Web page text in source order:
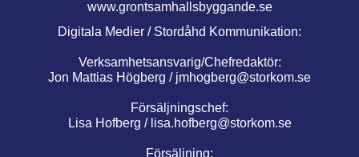
www.grontsamhallsbyggande.se
Digitala Medier / Stordåhd Kommunikation:
Verksamhetsansvarig/Chefredaktör:
Jon Mattias Högberg / jmhogberg@storkom.se
Försäljningschef:
Lisa Hofberg / lisa.hofberg@storkom.se
Försäljning: